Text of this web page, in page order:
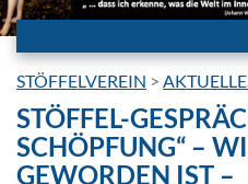
STÖFFELVEREIN >
STÖFFEL-
SCHÖPFUNG“ –
GEWORDEN IST –